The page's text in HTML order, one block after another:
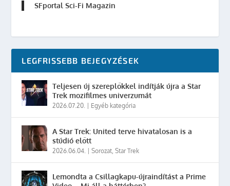
SFportal Sci-Fi Magazin
LEGFRISSEBB BEJEGYZÉSEK
Teljesen új szereplőkkel indítják újra a Star
Trek mozifilmes univerzumát
2026.07.20. Egyéb kategória
A Star Trek: United terve hivatalosan is a
stúdió előtt
2026.06.04. |Sorozat,Star Trek
Lemondta a Csillagkapu-újraindítást a Prime